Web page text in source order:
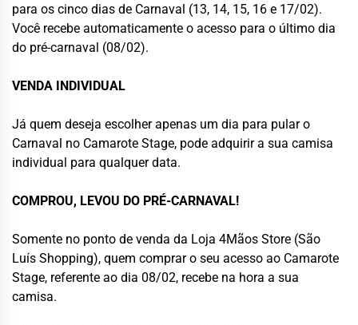
para os cinco dias de Carnaval (13, 14, 15, 16 e 17/02).
Você recebe automaticamente o acesso para o último dia
do pré-carnaval (08/02).
VENDA INDIVIDUAL
Já quem deseja escolher apenas um dia para pular o
Carnaval no Camarote Stage, pode adquirir a sua camisa
individual para qualquer data.
COMPROU, LEVOU DO PRÉ-CARNAVAL!
Somente no ponto de venda da Loja 4Mãos Store (São
Luís Shopping), quem comprar o seu acesso ao Camarote
Stage, referente ao dia 08/02, recebe na hora a sua
camisa.